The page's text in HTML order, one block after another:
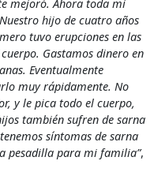
mejoró. Ahora toda mi
hijo de cuatro años
tuvo erupciones en las
Gastamos dinero en
Eventualmente
muy rápidamente. No
y le pica todo el cuerpo,
también sufren de sarna
síntomas de sarna
pesadilla para mi familia”,